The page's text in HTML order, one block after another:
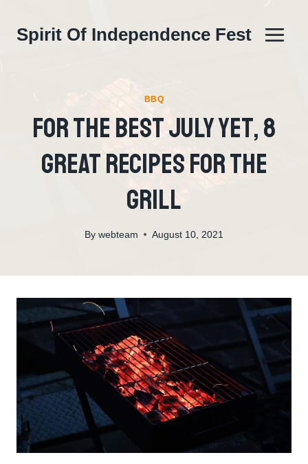
content
Spirit Of Independence Fest
BBQ
For The Best July Yet, 8
Great Recipes For The
Grill
By webteam August 10, 2021